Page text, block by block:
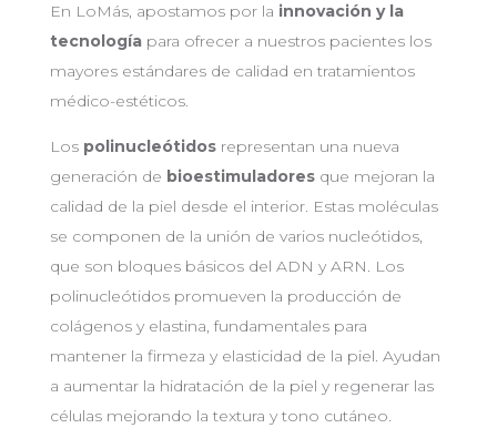
En LoMás, apostamos por la innovación y la
tecnología para ofrecer a nuestros pacientes los
mayores estándares de calidad en tratamientos
médico-estéticos.
Los polinucleótidosrepresentan una nueva
generación de bioestimuladoresque mejoran la
calidad de la piel desde el interior. Estas moléculas
se componen de la unión de varios nucleótidos,
que son bloques básicos del ADN y ARN. Los
polinucleótidos promueven la producción de
colágenos y elastina, fundamentales para
mantener la firmeza y elasticidad de la piel. Ayudan
a aumentar la hidratación de la piel y regenerar las
células mejorando la textura y tono cutáneo.